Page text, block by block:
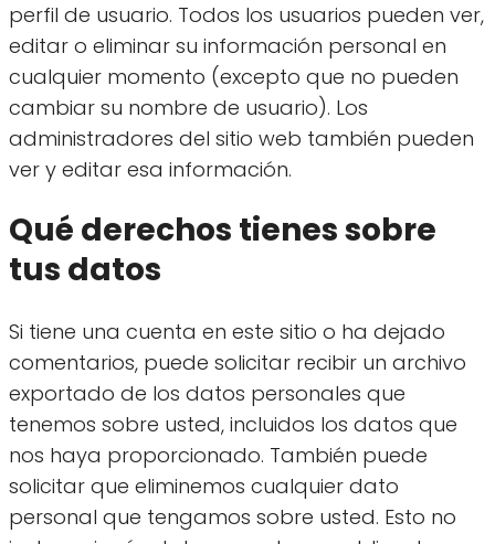
perfil de usuario. Todos los usuarios pueden ver,
editar o eliminar su información personal en
cualquier momento (excepto que no pueden
cambiar su nombre de usuario). Los
administradores del sitio web también pueden
ver y editar esa información.
Qué derechos tienes sobre
tus datos
Si tiene una cuenta en este sitio o ha dejado
comentarios, puede solicitar recibir un archivo
exportado de los datos personales que
tenemos sobre usted, incluidos los datos que
nos haya proporcionado. También puede
solicitar que eliminemos cualquier dato
personal que tengamos sobre usted. Esto no